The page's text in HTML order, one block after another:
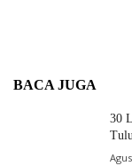
BACA JUGA
30